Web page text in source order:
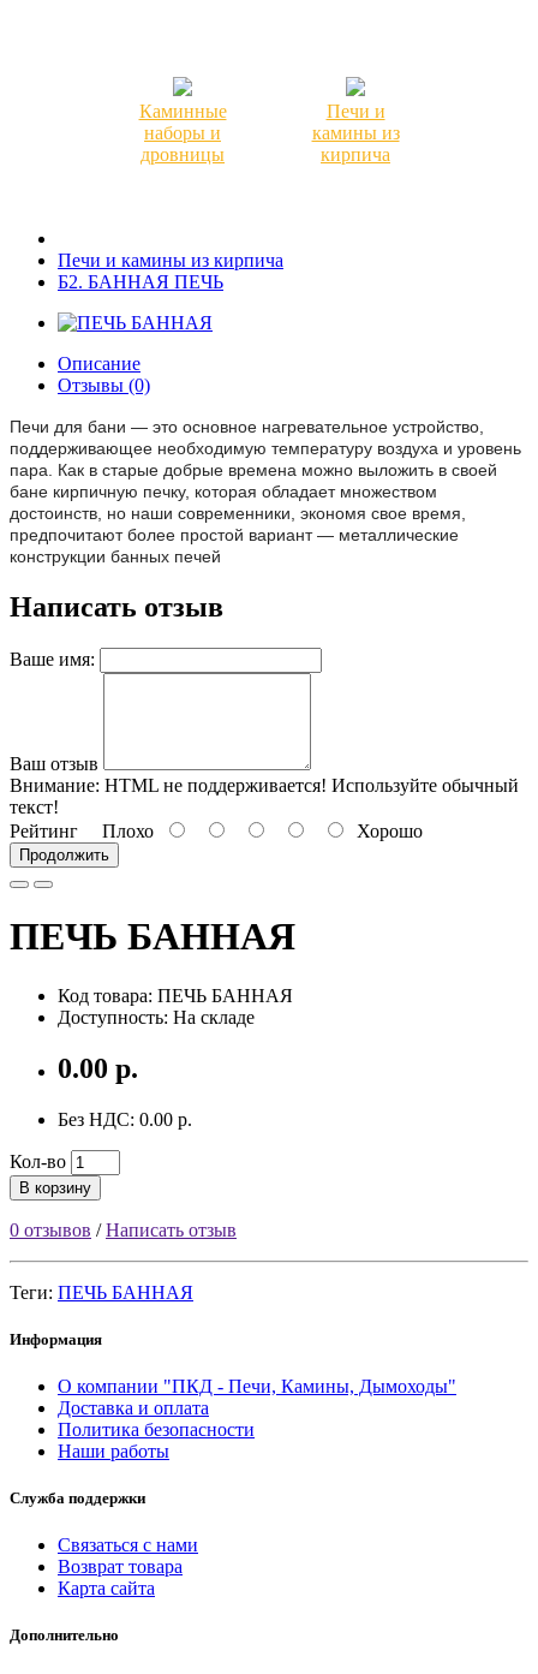
Каминные
наборы и
дровницы
Печи и
камины из
кирпича
Печи и камины из кирпича
Б2. БАННАЯ ПЕЧЬ
Описание
Отзывы (0)
Печи для бани — это основное нагревательное устройство,
поддерживающее необходимую температуру воздуха и уровень
пара. Как в старые добрые времена можно выложить в своей
бане кирпичную печку, которая обладает множеством
достоинств, но наши современники, экономя свое время,
предпочитают более простой вариант — металлические
конструкции банных печей
Написать отзыв
Ваше имя:
Ваш отзыв
Внимание: HTML не поддерживается! Используйте обычный
текст!
Рейтинг Плохо Хорошо
Продолжить
ПЕЧЬ БАННАЯ
Код товара: ПЕЧЬ БАННАЯ
Доступность: На складе
0.00 р.
Без НДС: 0.00 р.
Кол-во
В корзину
0 отзывов /Написать отзыв
Теги: ПЕЧЬ БАННАЯ
Информация
О компании "ПКД - Печи, Камины, Дымоходы"
Доставка и оплата
Политика безопасности
Наши работы
Служба поддержки
Связаться с нами
Возврат товара
Карта сайта
Дополнительно